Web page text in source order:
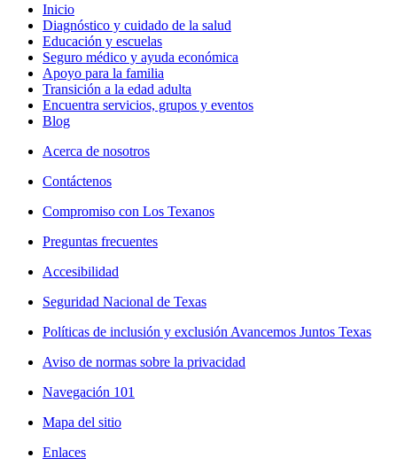
Inicio
Diagnóstico y cuidado de la salud
Educación y escuelas
Seguro médico y ayuda económica
Apoyo para la familia
Transición a la edad adulta
Encuentra servicios, grupos y eventos
Blog
Acerca de nosotros
Contáctenos
Compromiso con Los Texanos
Preguntas frecuentes
Accesibilidad
Seguridad Nacional de Texas
Políticas de inclusión y exclusión Avancemos Juntos Texas
Aviso de normas sobre la privacidad
Navegación 101
Mapa del sitio
Enlaces